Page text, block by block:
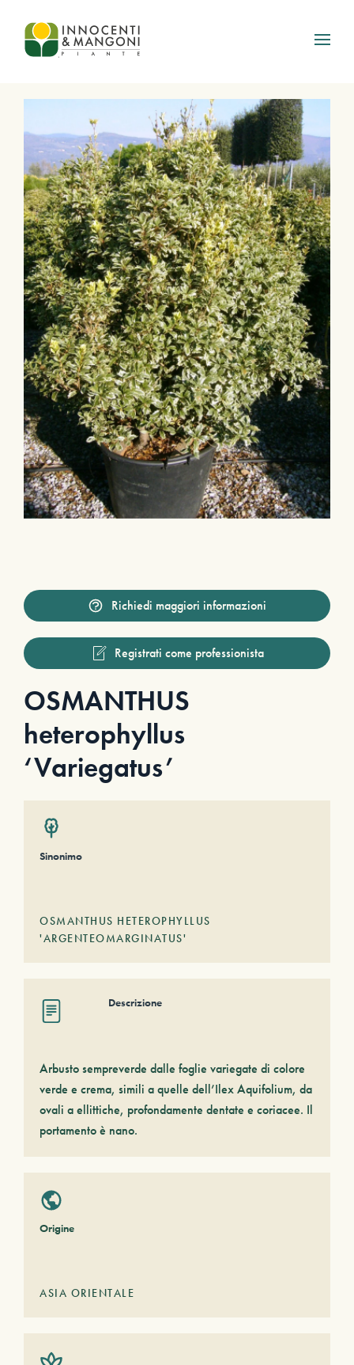
Skip to main content
Richiedi maggiori informazioni
Registrati come professionista
OSMANTHUS
heterophyllus
‘Variegatus’
Sinonimo
OSMANTHUS HETEROPHYLLUS
'ARGENTEOMARGINATUS'
Descrizione
Arbusto sempreverde dalle foglie variegate di colore
verde e crema, simili a quelle dell’Ilex Aquifolium, da
ovali a ellittiche, profondamente dentate e coriacee. Il
portamento è nano.
Origine
ASIA ORIENTALE